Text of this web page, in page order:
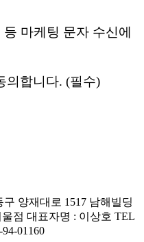
마케팅 문자 수신에
의합니다. (필수)
구 양재대로 1517 남해빌딩
점 대표자명 : 이상호 TEL
01160